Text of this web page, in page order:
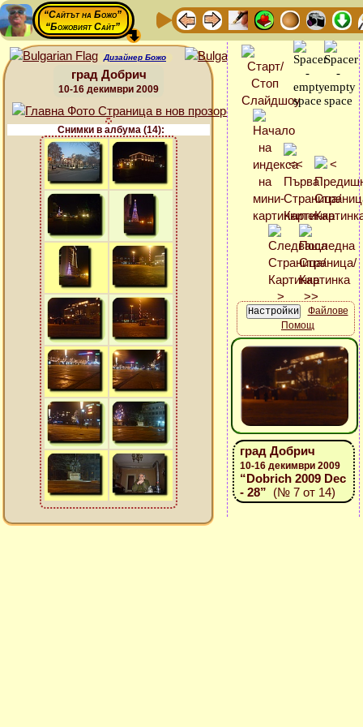
“Сайтът на Божо”
“Божовият Сайт”
Дизайнер Божо
град Добрич
10-16 декимври 2009
Снимки в албума (14):
Файлове
Помощ
град Добрич
10-16 декимври 2009
“Dobrich 2009 Dec
- 28” (№ 7 от 14)